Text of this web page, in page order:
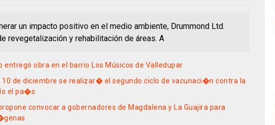
un impacto positivo en el medio ambiente, Drummond Ltd.
revegetalización y rehabilitación de áreas. A
entregó obra en el barrio Los Músicos de Valledupar
10 de diciembre se realizar� el segundo ciclo de vacunaci�n contra la
el pa�s
convocar a gobernadores de Magdalena y La Guajira para